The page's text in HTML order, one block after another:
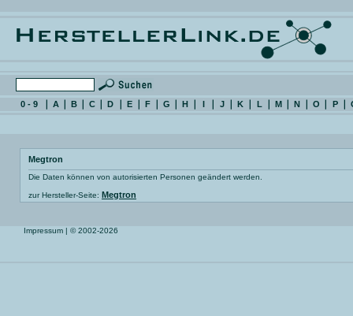
0 - 9 A B C D E F G H I J K L M N O P
Megtron
Die Daten können von autorisierten Personen geändert werden.
zur Hersteller-Seite: Megtron
Impressum | © 2002-2026